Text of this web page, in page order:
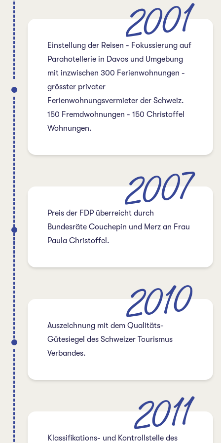
2001
Einstellung der Reisen - Fokussierung auf
Parahotellerie in Davos und Umgebung
mit inzwischen 300 Ferienwohnungen -
grösster privater
Ferienwohnungsvermieter der Schweiz.
150 Fremdwohnungen - 150 Christoffel
Wohnungen.
2007
Preis der FDP überreicht durch
Bundesräte Couchepin und Merz an Frau
Paula Christoffel.
2010
Auszeichnung mit dem Qualitäts-
Gütesiegel des Schweizer Tourismus
Verbandes.
2011
Klassifikations- und Kontrollstelle des